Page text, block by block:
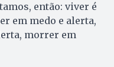
então: viver é
em medo e alerta,
morrer em